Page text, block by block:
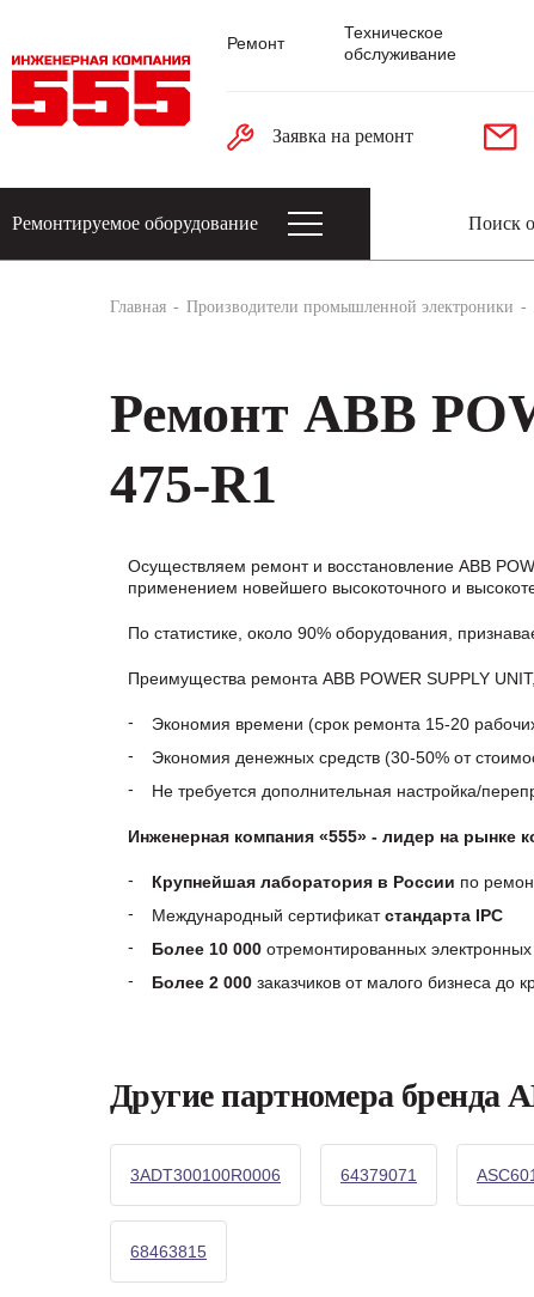
Ремонт
Техническое
обслуживание
Заявка на ремонт
Ремонтируемое оборудование
Главная Производители промышленной электроники
Ремонт ABB
475-R1
Осуществляем ремонт и восстановление ABB
применением новейшего высокоточного и
По статистике, около 90% оборудования,
Преимущества ремонта ABB POWER SUPPLY
Экономия времени (срок ремонта 15-20
Экономия денежных средств (30-50% от
Не требуется дополнительная настройка/
Инженерная компания «555» - лидер на рынке
Крупнейшая лаборатория в России по
Международный сертификатстандарта IPC
Более 10 000 отремонтированных электронных
Более 2 000 заказчиков от малого бизнеса до
Другие партномера бренда
3ADT300100R0006 64379071
68463815